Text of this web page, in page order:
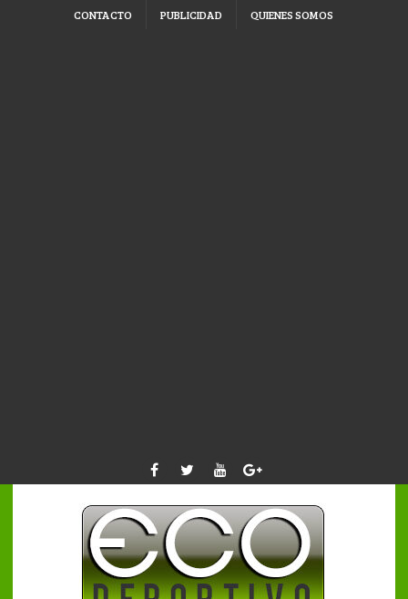
CONTACTO PUBLICIDAD QUIENES SOMOS